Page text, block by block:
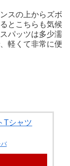
スの上からズボ
とこちらも気候
パッツは多少濡
軽くて非常に便
Tシャツ